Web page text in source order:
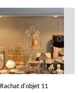
Rachat d'objet 11